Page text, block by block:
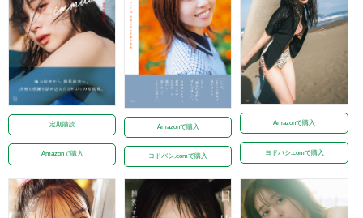
定期購読
Amazonで購入
Amazonで購入
ヨドバシ.comで購入
Amazonで購入
ヨドバシ.comで購入